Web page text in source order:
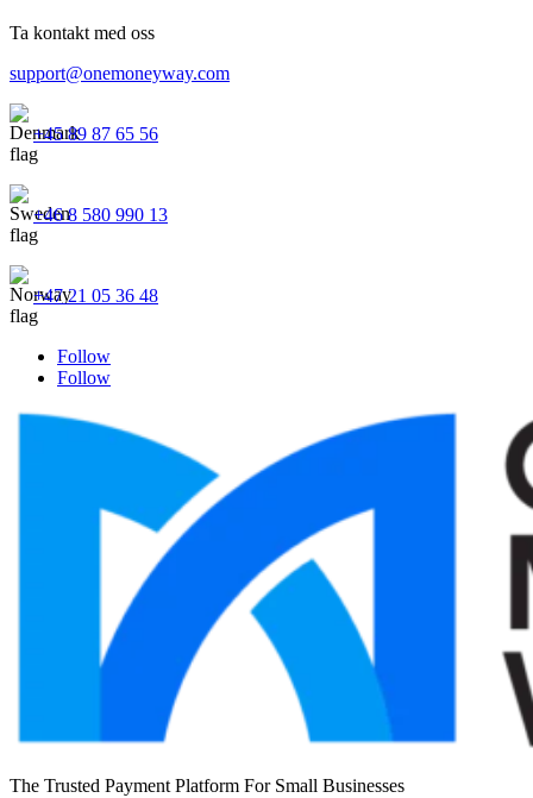
Ta kontakt med oss
support@onemoneyway.com
+45 89 87 65 56
+46 8 580 990 13
+47 21 05 36 48
Follow
Follow
The Trusted Payment Platform For Small Businesses